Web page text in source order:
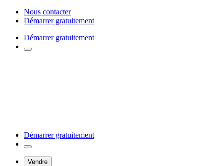
Nous contacter
Démarrer gratuitement
Démarrer gratuitement
Démarrer gratuitement
Vendre